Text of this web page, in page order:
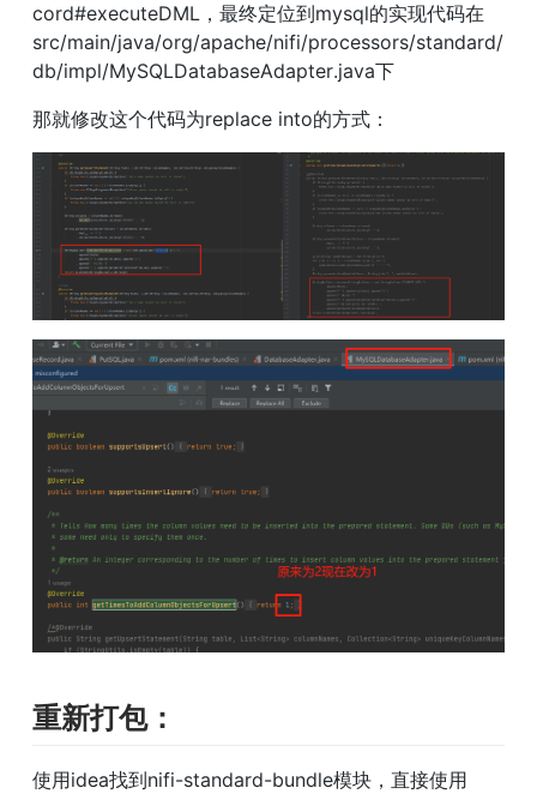
cord#executeDML，最终定位到mysql的实现代码在
src/main/java/org/apache/nifi/processors/standard/
db/impl/MySQLDatabaseAdapter.java下
那就修改这个代码为replace into的方式：
重新打包：
使用idea找到nifi-standard-bundle模块，直接使用